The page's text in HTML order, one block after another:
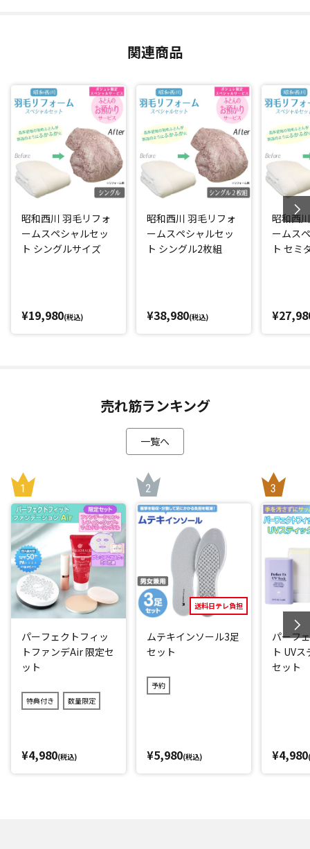
完成時には昭和西川の名前付き品質表示を付けてお届けしま
「ふとんのお預かりサービス」をセットにした日テレポシュ
レだけのスペシャルセット！
綺麗に仕立て直した羽毛ふとんを一時的にお預かりします。
*：ニッセンケン品質評価センター調べ
関連商品
昭和西川 羽毛リフォ
ームスペシャルセッ
ト シングルサイズ
¥19,980(税込)
昭和西川 羽毛リフォ
ームスペシャルセッ
ト シングル2枚組
¥38,980(税込)
昭和西
ームス
ト セミ
売れ筋ランキング
一覧へ
パーフェクトフィッ
トファンデAir 限定セ
ット
特典付き 数量限定
¥4,980(税込)
送料日テレ負担
ムテキインソール3足
セット
予約
¥5,980(税込)
パーフ
ト UV
セット
¥4,980